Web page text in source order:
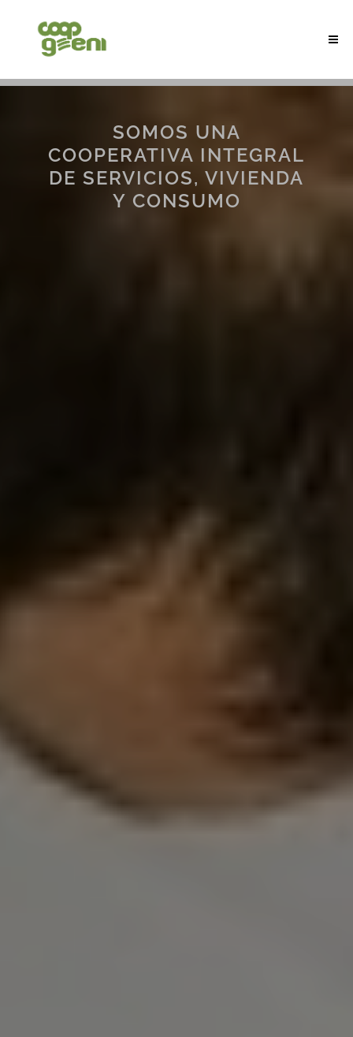
SOMOS UNA
COOPERATIVA INTEGRAL
DE SERVICIOS, VIVIENDA
Y CONSUMO